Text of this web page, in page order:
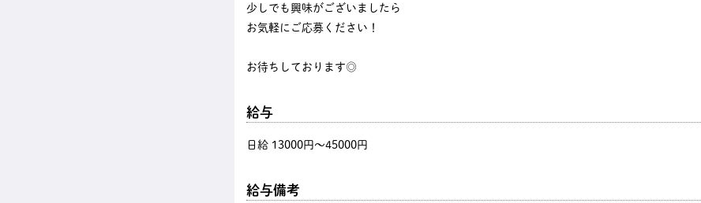
少しでも興味がございましたら
お気軽にご応募ください！
お待ちしております◎
給与
日給 13000円〜45000円
給与備考